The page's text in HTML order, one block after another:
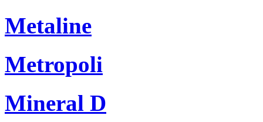
Metaline
Metropoli
Mineral D